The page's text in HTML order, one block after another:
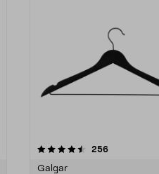
256recensioner
Galgar
4.0av 5 stjärnor